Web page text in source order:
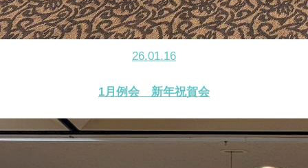
26.01.16
1月例会 新年祝賀会